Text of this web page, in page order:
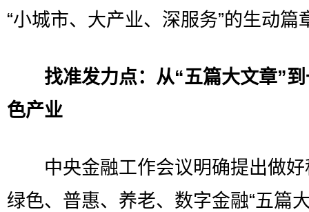
“小城市、大产业、深服务”的生动篇
找准发力点：从“五篇大文章”
色产业
中央金融工作会议明确提出做好
绿色、普惠、养老、数字金融“五篇